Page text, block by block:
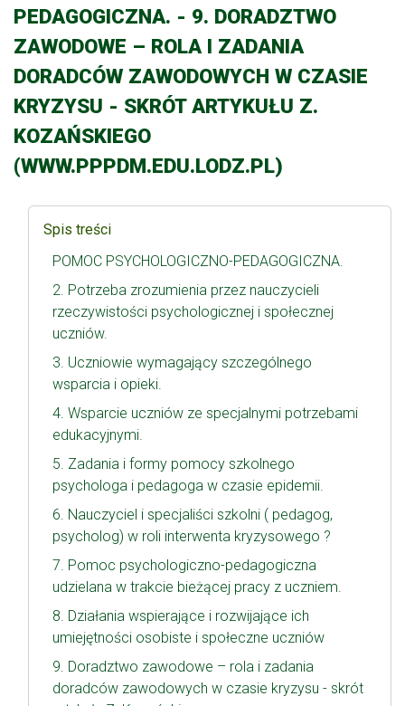
PEDAGOGICZNA. - 9. DORADZTWO
ZAWODOWE – ROLA I ZADANIA
DORADCÓW ZAWODOWYCH W CZASIE
KRYZYSU - SKRÓT ARTYKUŁU Z.
KOZAŃSKIEGO
(WWW.PPPDM.EDU.LODZ.PL)
Spis treści
POMOC PSYCHOLOGICZNO-PEDAGOGICZNA.
2. Potrzeba zrozumienia przez nauczycieli
rzeczywistości psychologicznej i społecznej
uczniów.
3. Uczniowie wymagający szczególnego
wsparcia i opieki.
4. Wsparcie uczniów ze specjalnymi potrzebami
edukacyjnymi.
5. Zadania i formy pomocy szkolnego
psychologa i pedagoga w czasie epidemii.
6. Nauczyciel i specjaliści szkolni ( pedagog,
psycholog) w roli interwenta kryzysowego ?
7. Pomoc psychologiczno-pedagogiczna
udzielana w trakcie bieżącej pracy z uczniem.
8. Działania wspierające i rozwijające ich
umiejętności osobiste i społeczne uczniów
9. Doradztwo zawodowe – rola i zadania
doradców zawodowych w czasie kryzysu - skrót